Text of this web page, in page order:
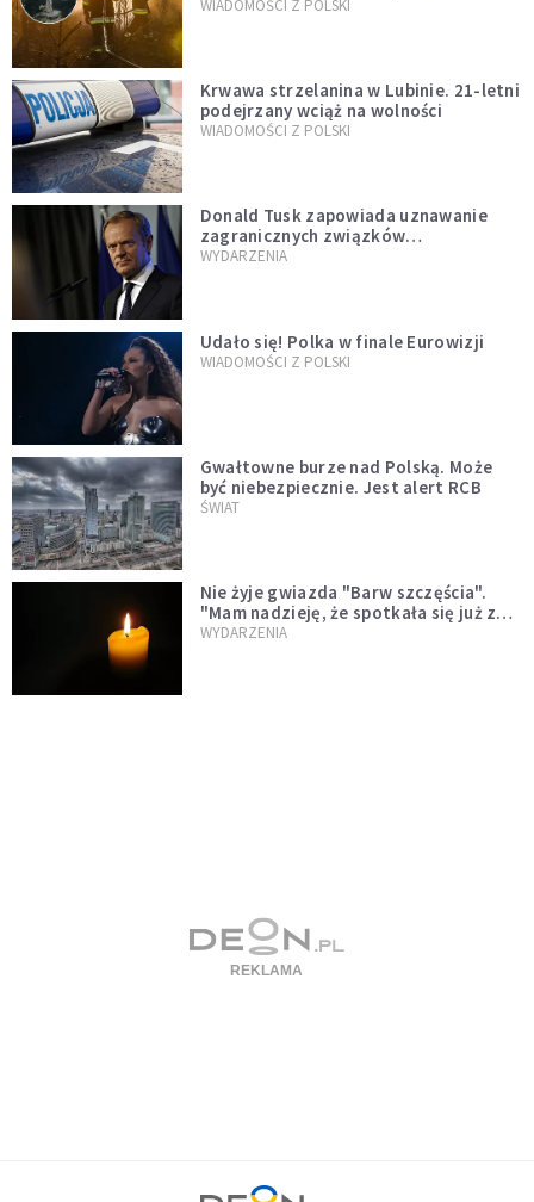
opublikowali niezwykłe zdjęcie
WIADOMOŚCI Z POLSKI
Krwawa strzelanina w Lubinie. 21-letni
podejrzany wciąż na wolności
WIADOMOŚCI Z POLSKI
Donald Tusk zapowiada uznawanie
zagranicznych związków
jednopłciowych. "Państwo oblało ten
WYDARZENIA
Udało się! Polka w finale Eurowizji
WIADOMOŚCI Z POLSKI
Gwałtowne burze nad Polską. Może
być niebezpiecznie. Jest alert RCB
ŚWIAT
Nie żyje gwiazda "Barw szczęścia".
"Mam nadzieję, że spotkała się już z
Bogiem, którego tak bardzo kochała"
WYDARZENIA